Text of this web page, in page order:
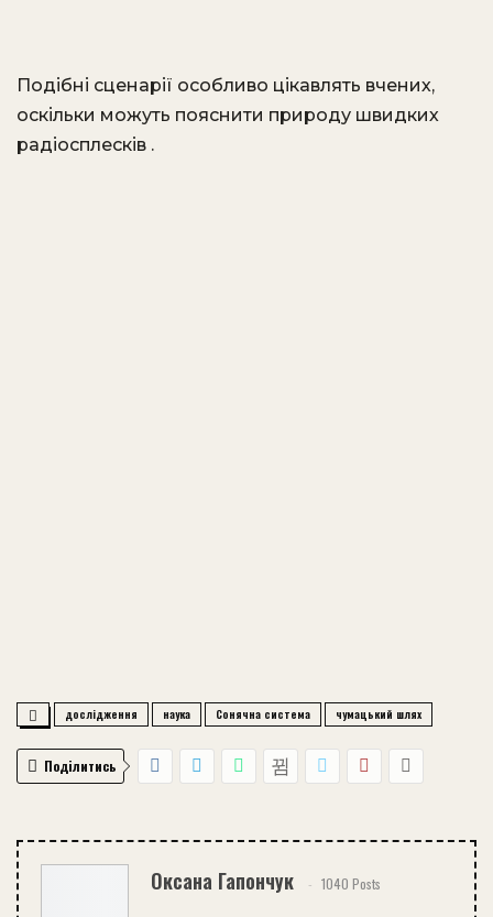
Подібні сценарії особливо цікавлять вчених,
оскільки можуть пояснити природу швидких
радіосплесків .
дослідження наука Сонячна система чумацький шлях
Поділитись
Оксана Гапончук 1040 Posts